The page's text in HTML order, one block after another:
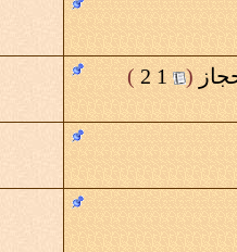
(
1
2
)